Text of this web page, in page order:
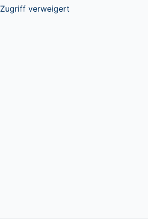
Zugriff verweigert